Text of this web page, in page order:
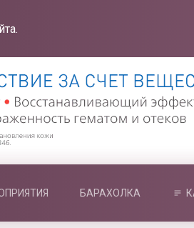
БАРАХОЛКА